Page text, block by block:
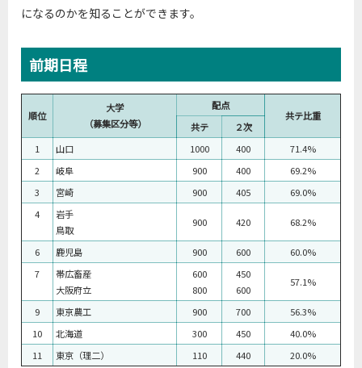
になるのかを知ることができます。
前期日程
順位
大学
（募集区分等）
配点
共テ比重
共テ
２次
1
山口 1000 400
71.4%
2
岐阜 900 400
69.2%
3
宮崎 900 405
69.0%
4
岩手
鳥取
900 420 68.2%
6 鹿児島 900 600
60.0%
7
帯広畜産
大阪府立
600
800
450
600
57.1%
9 東京農工 900 700
56.3%
10
北海道 300 450
40.0%
11
東京（理二） 110 440 20.0%